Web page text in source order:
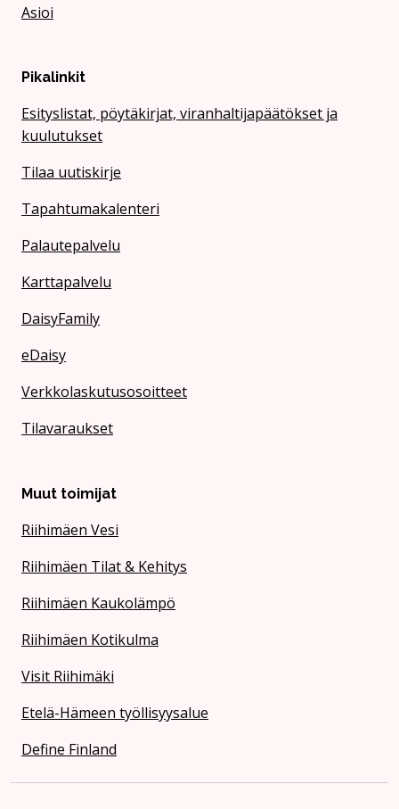
Asioi
Pikalinkit
Esityslistat, pöytäkirjat, viranhaltijapäätökset ja
kuulutukset
Tilaa uutiskirje
Tapahtumakalenteri
Palautepalvelu
Karttapalvelu
DaisyFamily
eDaisy
Verkkolaskutusosoitteet
Tilavaraukset
Muut toimijat
Riihimäen Vesi
Riihimäen Tilat & Kehitys
Riihimäen Kaukolämpö
Riihimäen Kotikulma
Visit Riihimäki
Etelä-Hämeen työllisyysalue
Define Finland